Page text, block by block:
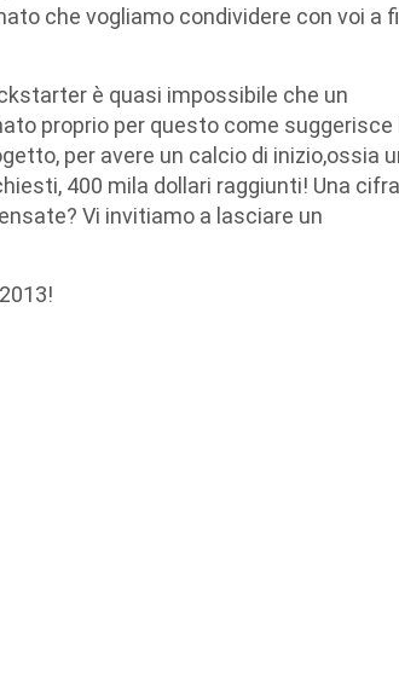
che vogliamo condividere con voi a
è quasi impossibile che un
proprio per questo come suggerisce
per avere un calcio di inizio,ossia
400 mila dollari raggiunti! Una cifra
Vi invitiamo a lasciare un